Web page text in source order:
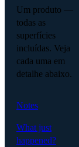
Um produto —
todas as
superfícies
incluídas. Veja
cada uma em
detalhe abaixo.
Notes
What just
happened?